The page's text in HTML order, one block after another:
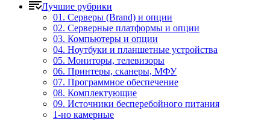
Лучшие рубрики
01. Серверы (Brand) и опции
02. Серверные платформы и опции
03. Компьютеры и опции
04. Ноутбуки и планшетные устройства
05. Мониторы, телевизоры
06. Принтеры, сканеры, МФУ
07. Программное обеспечение
08. Комплектующие
09. Источники бесперебойного питания
1-но камерные